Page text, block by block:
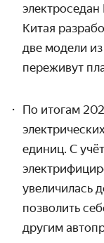
Китая
две модели
переживут
По итогам
единиц. С
увеличилась
позволить
другим